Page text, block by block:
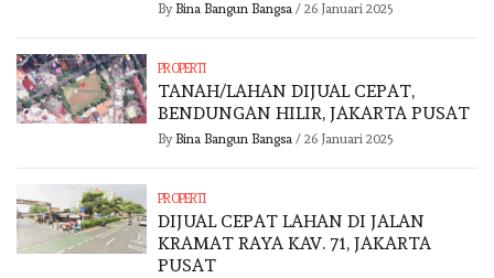
By Bina Bangun Bangsa/ 26 Januari 2025
PROPERTI
TANAH/LAHAN DIJUAL CEPAT,
BENDUNGAN HILIR, JAKARTA PUSAT
By Bina Bangun Bangsa/ 26 Januari 2025
PROPERTI
DIJUAL CEPAT LAHAN DI JALAN
KRAMAT RAYA KAV. 71, JAKARTA
PUSAT